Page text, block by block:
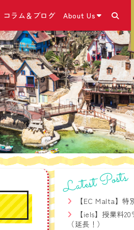
スもあります！
シップコース
学修士号）取得
ログラム
け 夏休み留学プログラム
プログラム
タリアコース
の手続きの流れ
必要なこと
学保険
学ビザ・申請方法
ーキングホリデービザ
ト
約できるお勧めの海外SIMカー
イン医療相談サービス
』
』留学生危機管理ワンストッ
ビス
コラム＆ブログ About Us
コラム＆ブログ・SNS
口コミ✕体験談
報
Latest Posts
【EC Malta】特
【iels】授業料
（延長！）